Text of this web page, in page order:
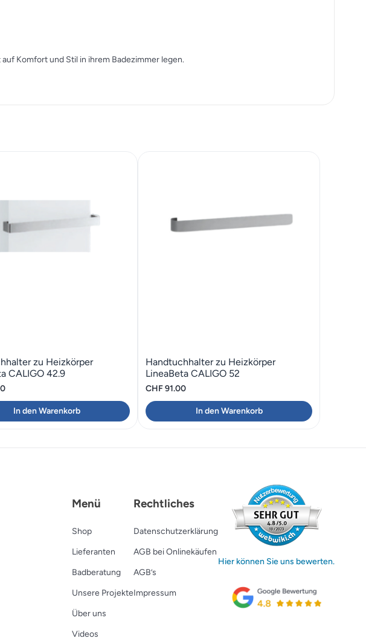
Komfort und Stil in ihrem Badezimmer legen.
zu Heizkörper
CALIGO 42.9
In den Warenkorb
Handtuchhalter zu Heizkörper
LineaBeta CALIGO 52
CHF91.00
In den Warenkorb
Menü
Shop
Lieferanten
Badberatung
Unsere Projekte
Über uns
Videos
Rechtliches
Datenschutzerklärung
AGB bei Onlinekäufen
AGB’s
Impressum
Hier können Sie uns bewerten.